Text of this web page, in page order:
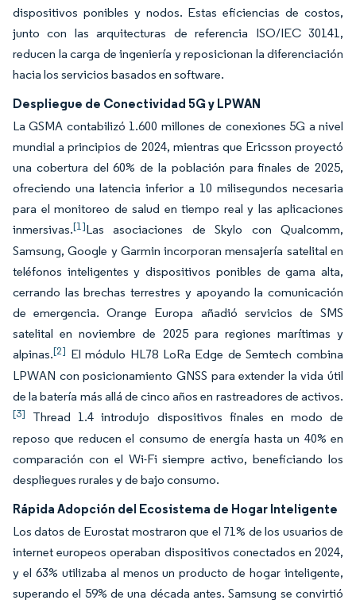
dispositivos ponibles y nodos. Estas eficiencias de costos,
junto con las arquitecturas de referencia ISO/IEC 30141,
reducen la carga de ingeniería y reposicionan la diferenciación
hacia los servicios basados en software.
Despliegue de Conectividad 5G y LPWAN
La GSMA contabilizó 1.600 millones de conexiones 5G a nivel
mundial a principios de 2024, mientras que Ericsson proyectó
una cobertura del 60% de la población para finales de 2025,
ofreciendo una latencia inferior a 10 milisegundos necesaria
para el monitoreo de salud en tiempo real y las aplicaciones
inmersivas.[1]Las asociaciones de Skylo con Qualcomm,
Samsung, Google y Garmin incorporan mensajería satelital en
teléfonos inteligentes y dispositivos ponibles de gama alta,
cerrando las brechas terrestres y apoyando la comunicación
de emergencia. Orange Europa añadió servicios de SMS
satelital en noviembre de 2025 para regiones marítimas y
alpinas.[2] El módulo HL78 LoRa Edge de Semtech combina
LPWAN con posicionamiento GNSS para extender la vida útil
de la batería más allá de cinco años en rastreadores de activos.
[3]
Thread 1.4 introdujo dispositivos finales en modo de
reposo que reducen el consumo de energía hasta un 40% en
comparación con el Wi-Fi siempre activo, beneficiando los
despliegues rurales y de bajo consumo.
Rápida Adopción del Ecosistema de Hogar Inteligente
Los datos de Eurostat mostraron que el 71% de los usuarios de
internet europeos operaban dispositivos conectados en 2024,
y el 63% utilizaba al menos un producto de hogar inteligente,
superando el 59% de una década antes. Samsung se convirtió